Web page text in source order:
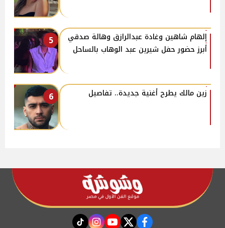
5
إلهام شاهين وغادة عبدالرازق وهالة صدقي
أبرز حضور حفل شيرين عبد الوهاب بالساحل
6 زين مالك يطرح أغنية جديدة.. تفاصيل